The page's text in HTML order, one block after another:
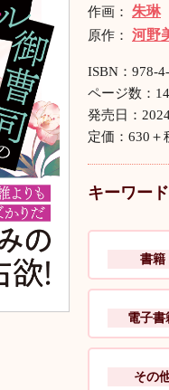
作画： 朱琳
原作： 河野
ISBN：978-
ページ数：
発売日：
定価：630＋
キーワード
書籍
電子書
その